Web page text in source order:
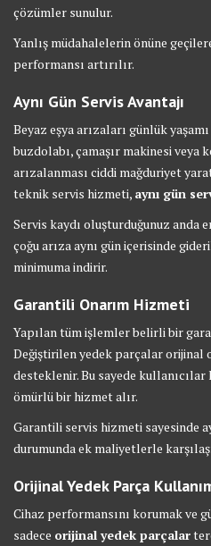
çözümler sunulur.
Yanlış müdahalelerin önüne
performansı artırılır.
Aynı Gün Servis Avantajı
Beyaz eşya arızaları günlük
buzdolabı, çamaşır makinesi veya
arızalanması ciddi mağduriyet
teknik servis hizmeti, aynı gün
Servis kaydı oluşturduğunuz anda
çoğu arıza aynı gün içerisinde
minimuma indirir.
Garantili Onarım Hizmeti
Yapılan tüm işlemler belirli bir
Değiştirilen yedek parçalar orijinal
desteklenir. Bu sayede kullanıcılar
ömürlü bir hizmet alır.
Garantili servis hizmeti sayesinde
durumunda ek maliyetlerle
Orijinal Yedek Parça
Cihaz performansını korumak ve
sadece orijinal yedek parçalar